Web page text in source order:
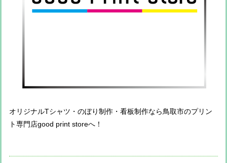
オリジナルTシャツ・のぼり制作・看板制作なら鳥取市のプリン
ト専門店good print storeへ！